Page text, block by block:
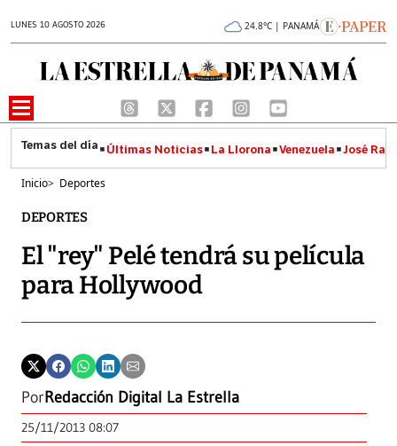
LUNES 10 AGOSTO 2026 24.8°C | PANAMÁ
Últimas Noticias La Llorona Venezuela José
Inicio> Deportes
DEPORTES
El "rey" Pelé tendrá su película
para Hollywood
PorRedacción Digital La Estrella
25/11/2013 08:07